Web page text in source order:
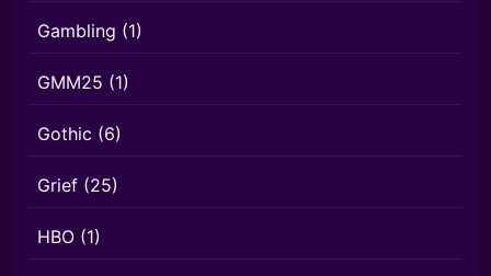
Gambling (1)
GMM25 (1)
Gothic (6)
Grief (25)
HBO (1)